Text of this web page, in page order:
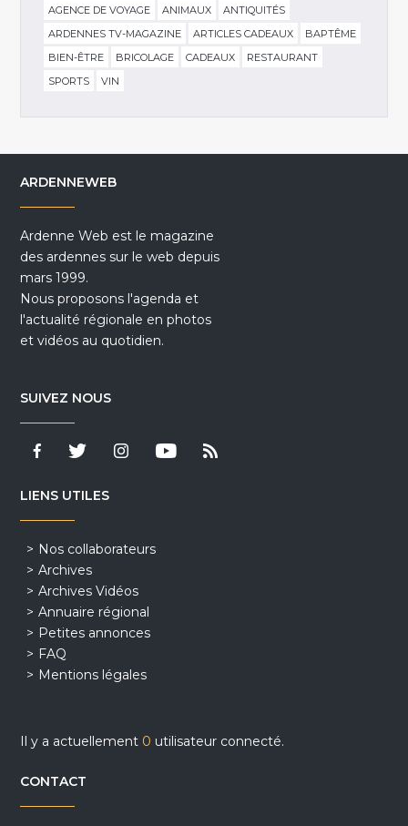
AGENCE DE VOYAGE ANIMAUX
ANTIQUITÉS
ARDENNES TV-MAGAZINE
ARTICLES CADEAUX
BAPTÊME
BIEN-ÊTRE
BRICOLAGE CADEAUX
RESTAURANT
SPORTS
VIN
ARDENNEWEB
Ardenne Web est le magazine
des ardennes sur le web depuis
mars 1999.
Nous proposons l'agenda et
l'actualité régionale en photos
et vidéos au quotidien.
SUIVEZ NOUS
LIENS UTILES
Nos collaborateurs
Archives
Archives Vidéos
Annuaire régional
Petites annonces
FAQ
Mentions légales
Il y a actuellement 0 utilisateur connecté.
CONTACT